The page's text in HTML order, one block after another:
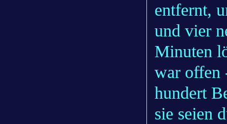
entfernt,
und vier
Minuten
war offen
hundert
sie seien